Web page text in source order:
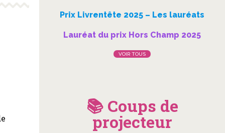
Prix Livrentête 2025 – Les lauréats
Lauréat du prix Hors Champ 2025
VOIR TOUS
📚 Coups de
projecteur